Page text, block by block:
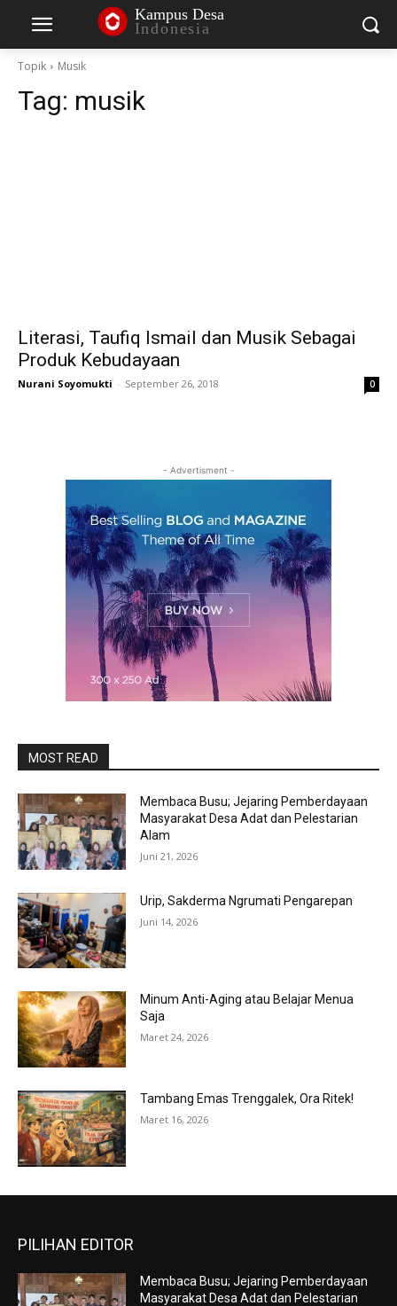
Kampus Desa
Indonesia
Topik Musik
Tag: musik
Literasi, Taufiq Ismail dan Musik Sebagai
Produk Kebudayaan
Nurani Soyomukti - September 26, 2018 0
- Advertisment -
MOST READ
Membaca Busu; Jejaring Pemberdayaan
Masyarakat Desa Adat dan Pelestarian
Alam
Juni 21, 2026
Urip, Sakderma Ngrumati Pengarepan
Juni 14, 2026
Minum Anti-Aging atau Belajar Menua
Saja
Maret 24, 2026
Tambang Emas Trenggalek, Ora Ritek!
Maret 16, 2026
PILIHAN EDITOR
Membaca Busu; Jejaring Pemberdayaan
Masyarakat Desa Adat dan Pelestarian